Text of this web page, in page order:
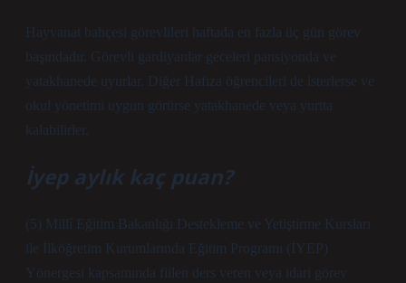
Hayvanat bahçesi görevlileri haftada en fazla üç gün görev
başındadır. Görevli gardiyanlar geceleri pansiyonda ve
yatakhanede uyurlar. Diğer Hafıza öğrencileri de isterlerse ve
okul yönetimi uygun görürse yatakhanede veya yurtta
kalabilirler.
İyep aylık kaç puan?
(5) Millî Eğitim Bakanlığı Destekleme ve Yetiştirme Kursları
ile İlköğretim Kurumlarında Eğitim Programı (İYEP)
Yönergesi kapsamında fiilen ders veren veya idari görev